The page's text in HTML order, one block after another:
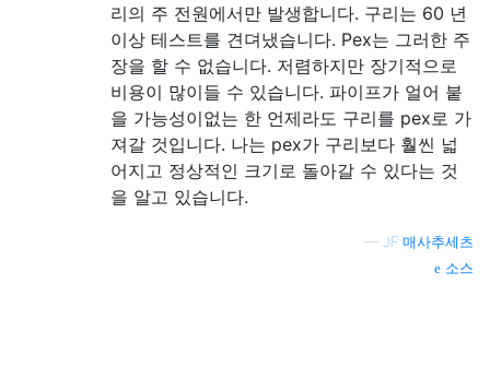
리의 주 전원에서만 발생합니다. 구리는 60 년
이상 테스트를 견뎌냈습니다. Pex는 그러한 주
장을 할 수 없습니다. 저렴하지만 장기적으로
비용이 많이들 수 있습니다. 파이프가 얼어 붙
을 가능성이없는 한 언제라도 구리를 pex로 가
져갈 것입니다. 나는 pex가 구리보다 훨씬 넓
어지고 정상적인 크기로 돌아갈 수 있다는 것
을 알고 있습니다.
— JF 매사추세츠
소스